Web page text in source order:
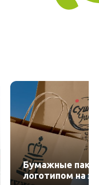
Бумажные
логотипом на